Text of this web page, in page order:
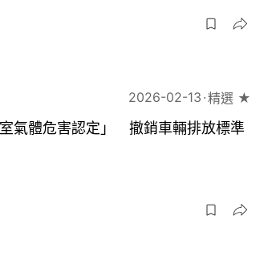
2026-02-13 精選 ★
氣體危害認定」 撤銷車輛排放標準